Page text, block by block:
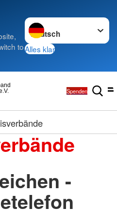
to
Sprache wechseln zu
Alles klar
Spenden
-